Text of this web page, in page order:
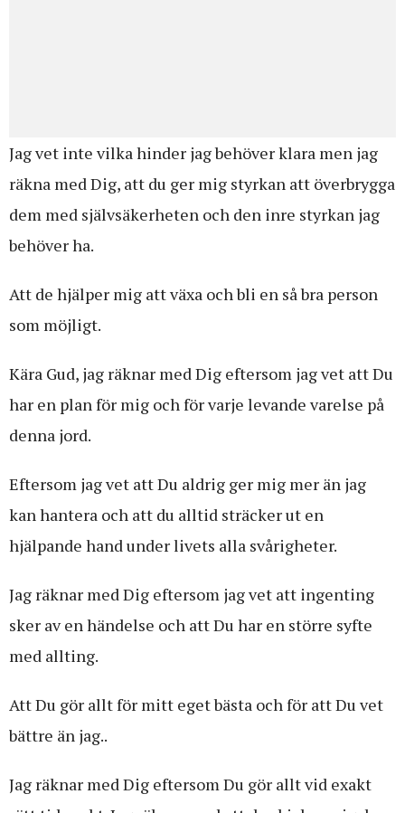
Jag vet inte vilka hinder jag behöver klara men jag
räkna med Dig, att du ger mig styrkan att överbrygga
dem med självsäkerheten och den inre styrkan jag
behöver ha.
Att de hjälper mig att växa och bli en så bra person
som möjligt.
Kära Gud, jag räknar med Dig eftersom jag vet att Du
har en plan för mig och för varje levande varelse på
denna jord.
Eftersom jag vet att Du aldrig ger mig mer än jag
kan hantera och att du alltid sträcker ut en
hjälpande hand under livets alla svårigheter.
Jag räknar med Dig eftersom jag vet att ingenting
sker av en händelse och att Du har en större syfte
med allting.
Att Du gör allt för mitt eget bästa och för att Du vet
bättre än jag..
Jag räknar med Dig eftersom Du gör allt vid exakt